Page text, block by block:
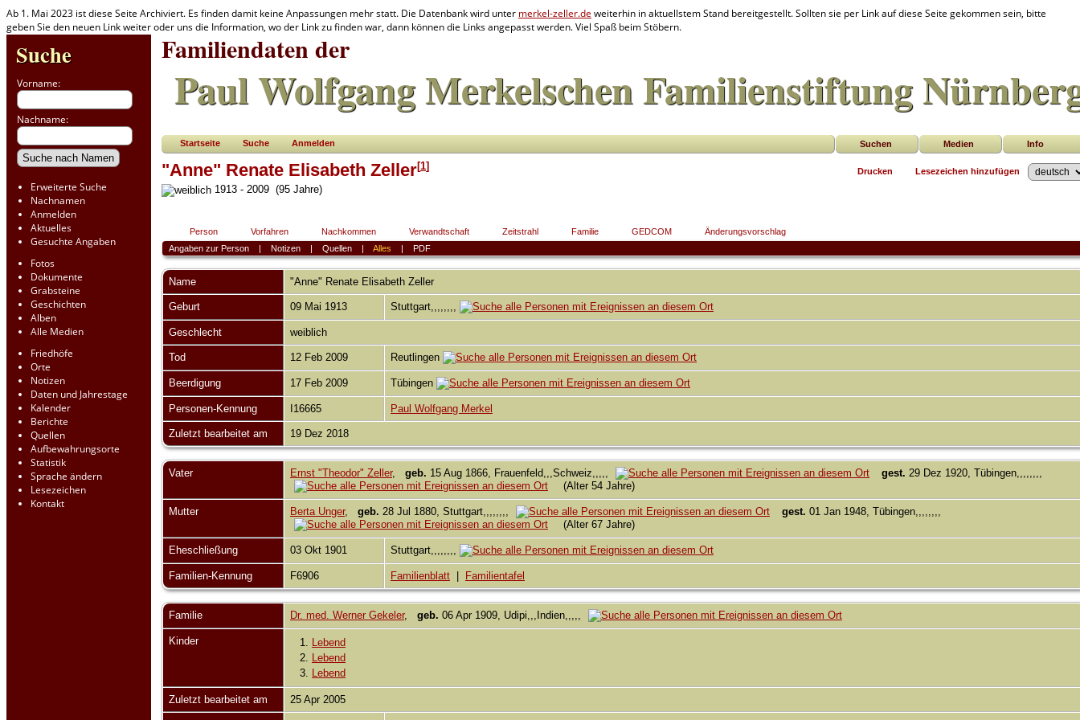
Ab 1. Mai 2023 ist diese Seite Archiviert. Es finden damit keine Anpassungen mehr statt. Die Datenbank wird unter merkel-zeller.de weiterhin in aktuellstem Stand bereitgestellt. Sollten sie per Link auf diese Seite gekommen sein, bitte
geben Sie den neuen Link weiter oder uns die Information, wo der Link zu finden war, dann können die Links angepasst werden. Viel Spaß beim Stöbern.
Suche
Vorname:
Nachname:
Erweiterte Suche
Nachnamen
Anmelden
Aktuelles
Gesuchte Angaben
Fotos
Dokumente
Grabsteine
Geschichten
Alben
Alle Medien
Friedhöfe
Orte
Notizen
Daten und Jahrestage
Kalender
Berichte
Quellen
Aufbewahrungsorte
Statistik
Sprache ändern
Lesezeichen
Kontakt
Familiendaten der
Paul Wolfgang Merkelschen Familienstiftung
Suchen Medien Info
Startseite Suche Anmelden
Drucken Lesezeichen hinzufügen
"Anne" Renate Elisabeth Zeller[1]
1913 - 2009 (95 Jahre)
Person Vorfahren Nachkommen Verwandtschaft Zeitstrahl Familie GEDCOM
Änderungsvorschlag
Angaben zur Person| Notizen| Quellen| Alles | PDF
Name "Anne" Renate Elisabeth Zeller
Geburt 09 Mai 1913 Stuttgart,,,,,,,,
Geschlecht weiblich
Tod 12 Feb 2009 Reutlingen
Beerdigung 17 Feb 2009 Tübingen
Personen-Kennung I16665 Paul Wolfgang Merkel
Zuletzt bearbeitet am 19 Dez 2018
Vater Ernst "Theodor" Zeller, geb. 15 Aug 1866, Frauenfeld,,,Schweiz,,,,, gest. 29 Dez 1920, Tübingen,,,,,,,,
(Alter 54 Jahre)
Mutter Berta Unger, geb. 28 Jul 1880, Stuttgart,,,,,,,, gest. 01 Jan 1948, Tübingen,,,,,,,,
(Alter 67 Jahre)
Eheschließung 03 Okt 1901 Stuttgart,,,,,,,,
Familien-Kennung F6906 Familienblatt Familientafel
Familie Dr. med. Werner Gekeler, geb. 06 Apr 1909, Udipi,,,Indien,,,,,
Kinder 1. Lebend
2. Lebend
3. Lebend
Zuletzt bearbeitet am 25 Apr 2005